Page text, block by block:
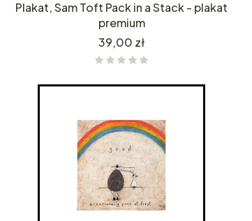
Plakat, Sam Toft Pack in a Stack - plakat
premium
Cena
39,00 zł